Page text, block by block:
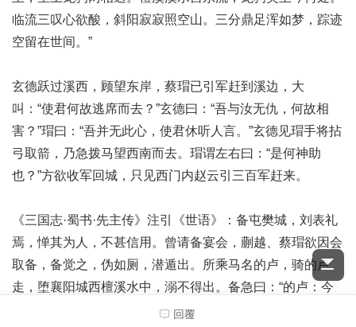
临流三叹心欲酸，斜阳寂寂照空山。三分鼎足浑如梦，踪迹
空留在世间。”
玄德跃过溪西，顾望东岸，蔡瑁已引军赶到溪边，大
叫：“使君何故逃席而去？”玄德曰：“吾与汝无仇，何故相
害？”瑁曰：“吾并无此心，使君休听人言。”玄德见瑁手将拈
弓取箭，乃急拨马望西南而去。瑁谓左右曰：“是何神助
也？”方欲收军回城，只见西门内赵云引三百军赶来。
《三国志·蜀书·先主传》注引《世语》：备屯樊城，刘表礼
焉，惮其为人，不甚信用。曾请备宴会，蒯越、蔡瑁欲因会
取备，备觉之，伪如厕，潜遁出。所乘马名的卢，骑的卢
走，堕襄阳城西檀溪水中，溺不得出。备急曰：“的卢：今
日厄矣，可努力！”的卢乃一踊三丈，遂得过，乘桴渡河，
回覆